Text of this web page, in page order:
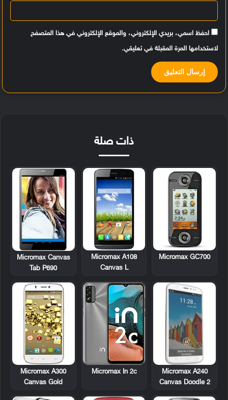
احفظ اسمي، بريدي الإلكتروني، والموقع الإلكتروني في هذا المتصفح
لاستخدامها المرة المقبلة في تعليقي.
ذات صلة
Micromax GC700
Micromax A108
Canvas L
Micromax Canvas
Tab P690
Micromax A240
Canvas Doodle 2
Micromax In 2c
Micromax A300
Canvas Gold